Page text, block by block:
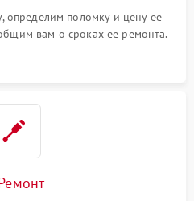
определим поломку и цену ее
вам о сроках ее ремонта.